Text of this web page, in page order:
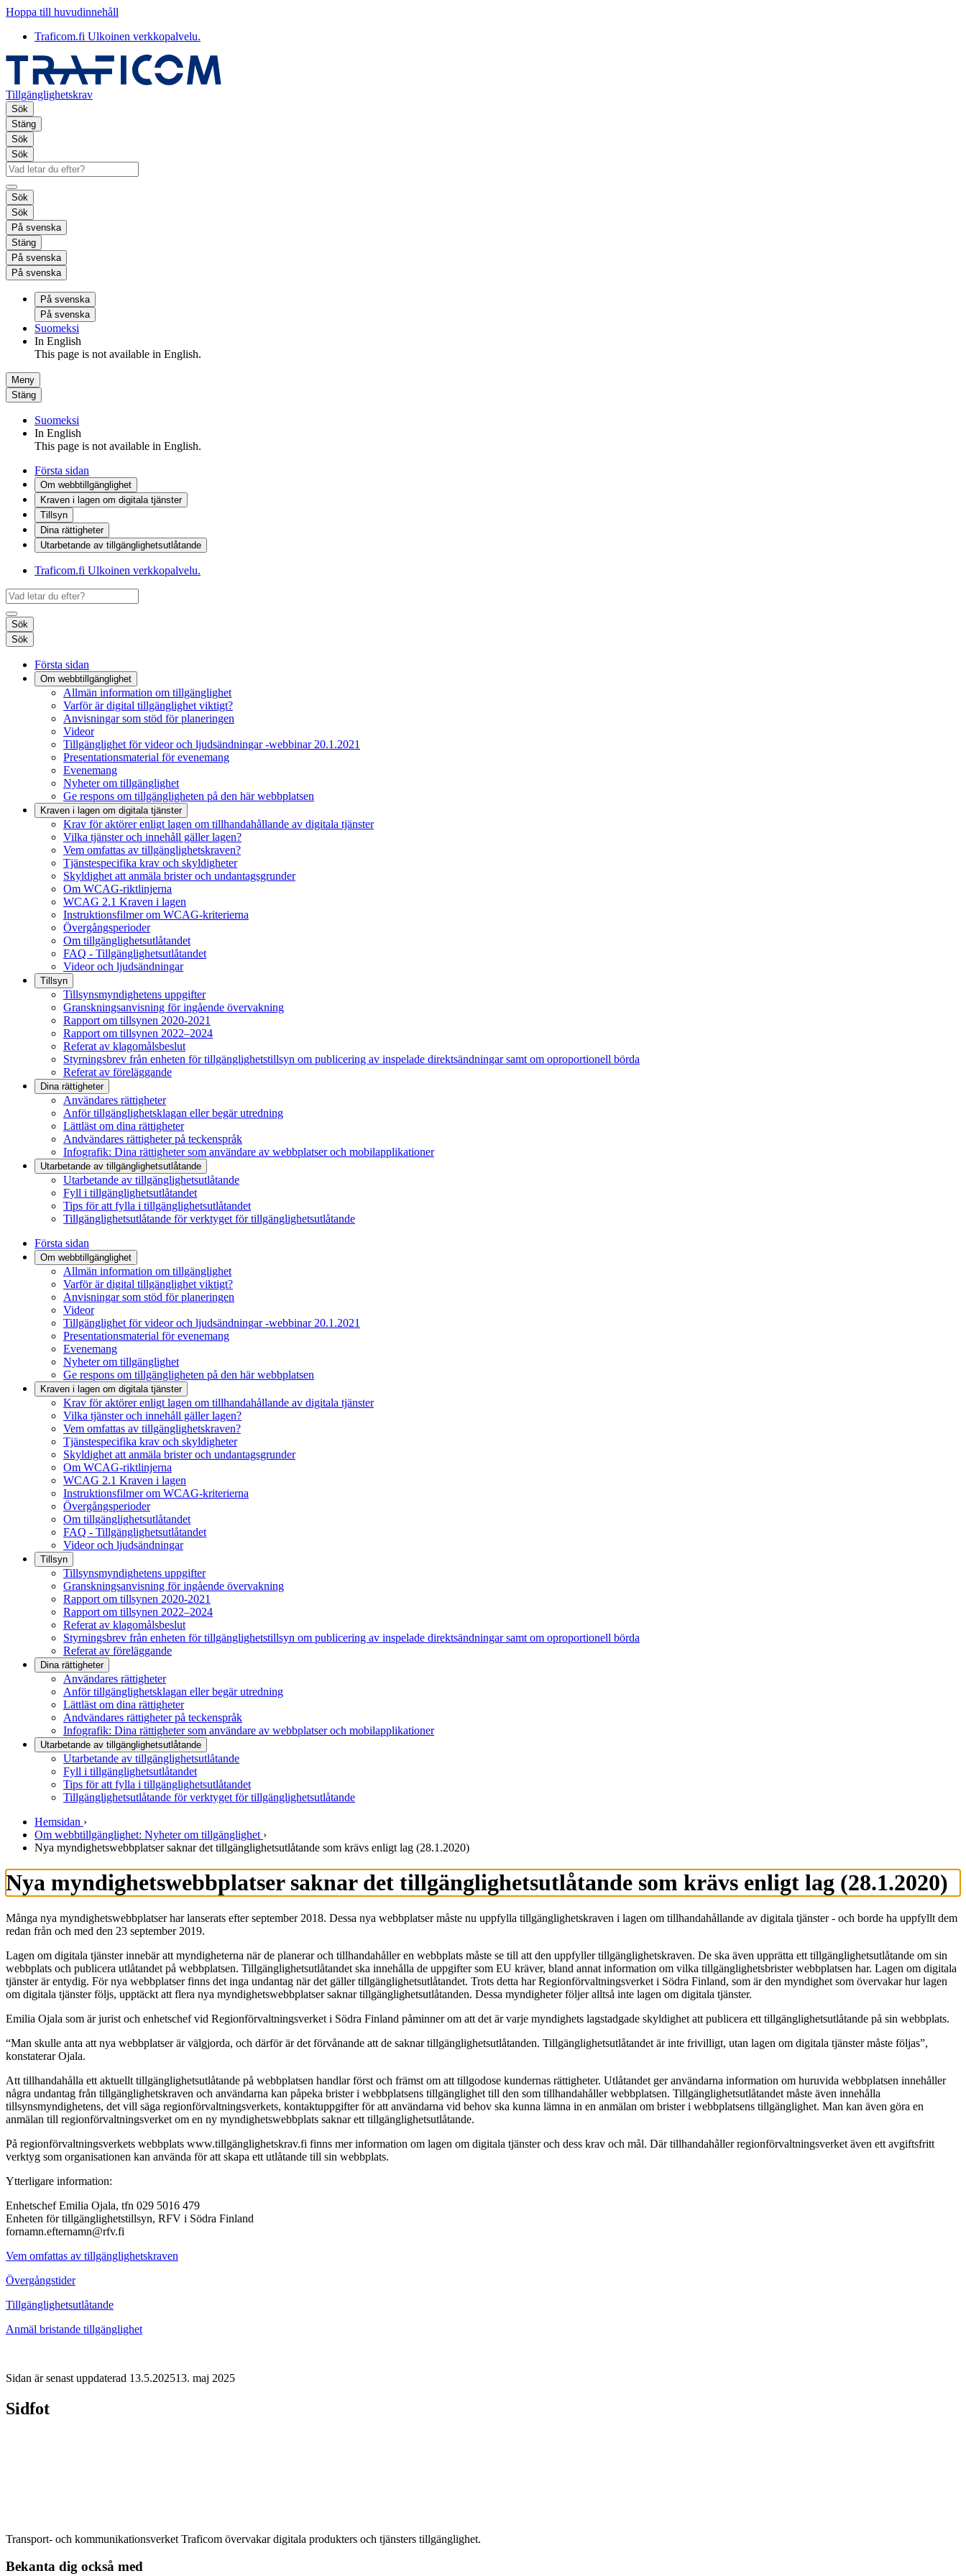
Hoppa till huvudinnehåll
Traficom.fi Ulkoinen verkkopalvelu.
Tillgänglighetskrav
Sök
Stäng
Sök
Sök
Sök
Sök
På svenska
Stäng
På svenska
På svenska
På svenska
På svenska
Suomeksi
In English
This page is not available in English.
Meny
Stäng
Suomeksi
In English
This page is not available in English.
Första sidan
Om webbtillgänglighet
Kraven i lagen om digitala tjänster
Tillsyn
Dina rättigheter
Utarbetande av tillgänglighets­utlåtande
Traficom.fi Ulkoinen verkkopalvelu.
Sök
Sök
Första sidan
Om webbtillgänglighet
Allmän information om tillgänglighet
Varför är digital tillgänglighet viktigt?
Anvisningar som stöd för planeringen
Videor
Tillgänglighet för videor och ljudsändningar -webbinar 20.1.2021
Presentationsmaterial för evenemang
Evenemang
Nyheter om tillgänglighet
Ge respons om tillgängligheten på den här webbplatsen
Kraven i lagen om digitala tjänster
Krav för aktörer enligt lagen om tillhandahållande av digitala tjänster
Vilka tjänster och innehåll gäller lagen?
Vem omfattas av tillgänglighetskraven?
Tjänstespecifika krav och skyldigheter
Skyldighet att anmäla brister och undantagsgrunder
Om WCAG-riktlinjerna
WCAG 2.1 Kraven i lagen
Instruktionsfilmer om WCAG-kriterierna
Övergångsperioder
Om tillgänglighetsutlåtandet
FAQ - Tillgänglighetsutlåtandet
Videor och ljudsändningar
Tillsyn
Tillsynsmyndighetens uppgifter
Granskningsanvisning för ingående övervakning
Rapport om tillsynen 2020-2021
Rapport om tillsynen 2022–2024
Referat av klagomålsbeslut
Styrningsbrev från enheten för tillgänglighetstillsyn om publicering av inspelade direktsändningar samt om oproportionell börda
Referat av föreläggande
Dina rättigheter
Användares rättigheter
Anför tillgänglighetsklagan eller begär utredning
Lättläst om dina rättigheter
Andvändares rättigheter på teckenspråk
Infografik: Dina rättigheter som användare av webbplatser och mobilapplikationer
Utarbetande av tillgänglighets­utlåtande
Utarbetande av tillgänglighetsutlåtande
Fyll i tillgänglighetsutlåtandet
Tips för att fylla i tillgänglighetsutlåtandet
Tillgänglighetsutlåtande för verktyget för tillgänglighetsutlåtande
Första sidan
Om webbtillgänglighet
Allmän information om tillgänglighet
Varför är digital tillgänglighet viktigt?
Anvisningar som stöd för planeringen
Videor
Tillgänglighet för videor och ljudsändningar -webbinar 20.1.2021
Presentationsmaterial för evenemang
Evenemang
Nyheter om tillgänglighet
Ge respons om tillgängligheten på den här webbplatsen
Kraven i lagen om digitala tjänster
Krav för aktörer enligt lagen om tillhandahållande av digitala tjänster
Vilka tjänster och innehåll gäller lagen?
Vem omfattas av tillgänglighetskraven?
Tjänstespecifika krav och skyldigheter
Skyldighet att anmäla brister och undantagsgrunder
Om WCAG-riktlinjerna
WCAG 2.1 Kraven i lagen
Instruktionsfilmer om WCAG-kriterierna
Övergångsperioder
Om tillgänglighetsutlåtandet
FAQ - Tillgänglighetsutlåtandet
Videor och ljudsändningar
Tillsyn
Tillsynsmyndighetens uppgifter
Granskningsanvisning för ingående övervakning
Rapport om tillsynen 2020-2021
Rapport om tillsynen 2022–2024
Referat av klagomålsbeslut
Styrningsbrev från enheten för tillgänglighetstillsyn om publicering av inspelade direktsändningar samt om oproportionell börda
Referat av föreläggande
Dina rättigheter
Användares rättigheter
Anför tillgänglighetsklagan eller begär utredning
Lättläst om dina rättigheter
Andvändares rättigheter på teckenspråk
Infografik: Dina rättigheter som användare av webbplatser och mobilapplikationer
Utarbetande av tillgänglighets­utlåtande
Utarbetande av tillgänglighetsutlåtande
Fyll i tillgänglighetsutlåtandet
Tips för att fylla i tillgänglighetsutlåtandet
Tillgänglighetsutlåtande för verktyget för tillgänglighetsutlåtande
Hemsidan ›
Om webbtillgänglighet: Nyheter om tillgänglighet ›
Nya myndighetswebbplatser saknar det tillgänglighetsutlåtande som krävs enligt lag (28.1.2020)
Nya myndighetswebbplatser saknar det tillgänglighetsutlåtande som krävs enligt lag (28.1.2020)
Många nya myndighetswebbplatser har lanserats efter september 2018. Dessa nya webbplatser måste nu uppfylla tillgänglighetskraven i lagen om tillhandahållande av digitala tjänster - och borde ha uppfyllt dem
redan från och med den 23 september 2019.
Lagen om digitala tjänster innebär att myndigheterna när de planerar och tillhandahåller en webbplats måste se till att den uppfyller tillgänglighetskraven. De ska även upprätta ett tillgänglighetsutlåtande om sin
webbplats och publicera utlåtandet på webbplatsen. Tillgänglighetsutlåtandet ska innehålla de uppgifter som EU kräver, bland annat information om vilka tillgänglighetsbrister webbplatsen har. Lagen om digitala
tjänster är entydig. För nya webbplatser finns det inga undantag när det gäller tillgänglighetsutlåtandet. Trots detta har Regionförvaltningsverket i Södra Finland, som är den myndighet som övervakar hur lagen
om digitala tjänster följs, upptäckt att flera nya myndighetswebbplatser saknar tillgänglighetsutlåtanden. Dessa myndigheter följer alltså inte lagen om digitala tjänster.
Emilia Ojala som är jurist och enhetschef vid Regionförvaltningsverket i Södra Finland påminner om att det är varje myndighets lagstadgade skyldighet att publicera ett tillgänglighetsutlåtande på sin webbplats.
“Man skulle anta att nya webbplatser är välgjorda, och därför är det förvånande att de saknar tillgänglighetsutlåtanden. Tillgänglighetsutlåtandet är inte frivilligt, utan lagen om digitala tjänster måste följas”,
konstaterar Ojala.
Att tillhandahålla ett aktuellt tillgänglighetsutlåtande på webbplatsen handlar först och främst om att tillgodose kundernas rättigheter. Utlåtandet ger användarna information om huruvida webbplatsen innehåller
några undantag från tillgänglighetskraven och användarna kan påpeka brister i webbplatsens tillgänglighet till den som tillhandahåller webbplatsen. Tillgänglighetsutlåtandet måste även innehålla
tillsynsmyndighetens, det vill säga regionförvaltningsverkets, kontaktuppgifter för att användarna vid behov ska kunna lämna in en anmälan om brister i webbplatsens tillgänglighet. Man kan även göra en
anmälan till regionförvaltningsverket om en ny myndighetswebbplats saknar ett tillgänglighetsutlåtande.
På regionförvaltningsverkets webbplats www.tillgänglighetskrav.fi finns mer information om lagen om digitala tjänster och dess krav och mål. Där tillhandahåller regionförvaltningsverket även ett avgiftsfritt
verktyg som organisationen kan använda för att skapa ett utlåtande till sin webbplats.
Ytterligare information:
Enhetschef Emilia Ojala, tfn 029 5016 479
Enheten för tillgänglighetstillsyn, RFV i Södra Finland
fornamn.efternamn@rfv.fi
Vem omfattas av tillgänglighetskraven
Övergångstider
Tillgänglighetsutlåtande
Anmäl bristande tillgänglighet
Sidan är senast uppdaterad 13.5.202513. maj 2025
Sidfot
Transport- och kommunikationsverket Traficom övervakar digitala produkters och tjänsters tillgänglighet.
Bekanta dig också med